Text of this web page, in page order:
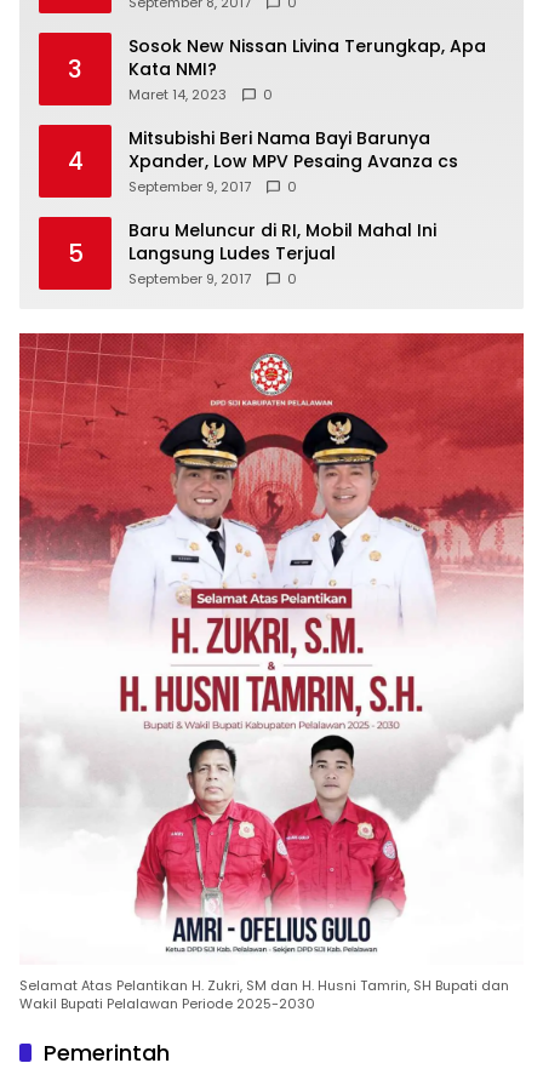
3
Sosok New Nissan Livina Terungkap, Apa
Kata NMI?
Maret 14, 2023 0
4
Mitsubishi Beri Nama Bayi Barunya
Xpander, Low MPV Pesaing Avanza cs
September 9, 2017 0
5
Baru Meluncur di RI, Mobil Mahal Ini
Langsung Ludes Terjual
September 9, 2017 0
Selamat Atas Pelantikan H. Zukri, SM dan H. Husni Tamrin, SH Bupati dan
Wakil Bupati Pelalawan Periode 2025-2030
Pemerintah